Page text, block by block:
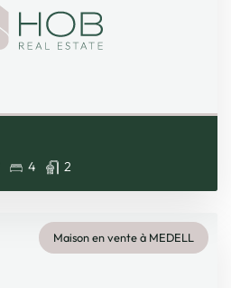
4 2
Maison en vente à MEDELL